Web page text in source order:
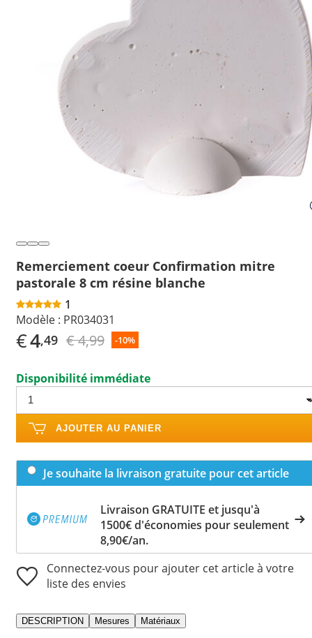
Remerciement coeur Confirmation mitre
pastorale 8 cm résine blanche
1
Modèle : PR034031
€4,49 € 4,99 -10%
Disponibilité immédiate
AJOUTER AU PANIER
Je souhaite la livraison gratuite pour cet article
Livraison GRATUITE et jusqu'à
1500€ d'économies pour seulement
8,90€/an.
Connectez-vous pour ajouter cet article à votre
liste des envies
DESCRIPTION Mesures Matériaux